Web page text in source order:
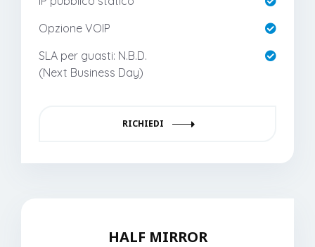
Opzione VOIP
SLA per guasti: N.B.D.
(Next Business Day)
RICHIEDI
HALF MIRROR